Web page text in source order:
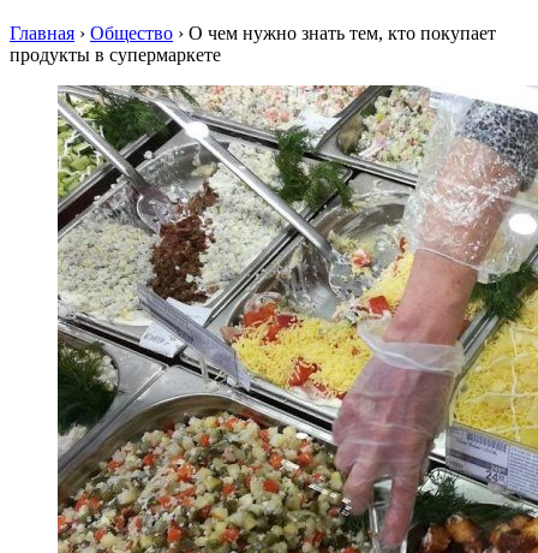
Главная › Общество › О чем нужно знать тем, кто покупает
продукты в супермаркете